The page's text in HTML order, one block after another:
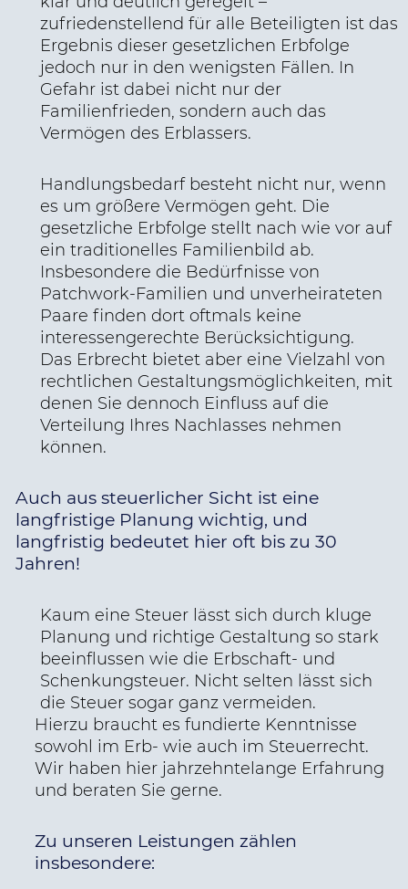
zufriedenstellend für alle Beteiligten ist das
Ergebnis dieser gesetzlichen Erbfolge
jedoch nur in den wenigsten Fällen. In
Gefahr ist dabei nicht nur der
Familienfrieden, sondern auch das
Vermögen des Erblassers.
Handlungsbedarf besteht nicht nur, wenn
es um größere Vermögen geht. Die
gesetzliche Erbfolge stellt nach wie vor auf
ein traditionelles Familienbild ab.
Insbesondere die Bedürfnisse von
Patchwork-Familien und unverheirateten
Paare finden dort oftmals keine
interessengerechte Berücksichtigung.
Das Erbrecht bietet aber eine Vielzahl von
rechtlichen Gestaltungsmöglichkeiten, mit
denen Sie dennoch Einfluss auf die
Verteilung Ihres Nachlasses nehmen
können.
Auch aus steuerlicher Sicht ist eine
langfristige Planung wichtig, und
langfristig bedeutet hier oft bis zu 30
Jahren!
Kaum eine Steuer lässt sich durch kluge
Planung und richtige Gestaltung so stark
beeinflussen wie die Erbschaft- und
Schenkungsteuer. Nicht selten lässt sich
die Steuer sogar ganz vermeiden.
Hierzu braucht es fundierte Kenntnisse
sowohl im Erb- wie auch im Steuerrecht.
Wir haben hier jahrzehntelange Erfahrung
und beraten Sie gerne.
Zu unseren Leistungen zählen
insbesondere: